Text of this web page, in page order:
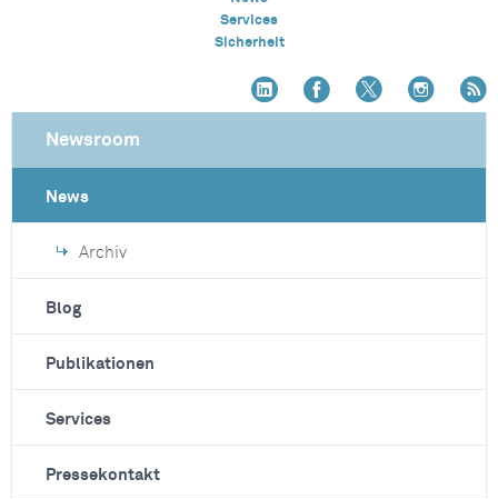
Services
Sicherheit
Newsroom
News
Archiv
Blog
Publikationen
Services
Pressekontakt